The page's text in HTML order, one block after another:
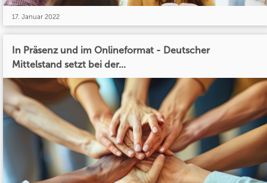
17. Januar 2022
In Präsenz und im Onlineformat - Deutscher
Mittelstand setzt bei der...